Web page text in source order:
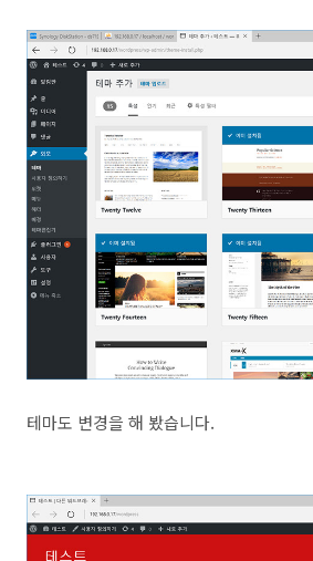
테마도 변경을 해 봤습니다.